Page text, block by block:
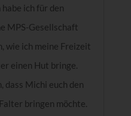
ich für den
MPS-Gesellschaft
wie ich meine Freizeit
einen Hut bringe.
dass Michi euch den
bringen möchte.